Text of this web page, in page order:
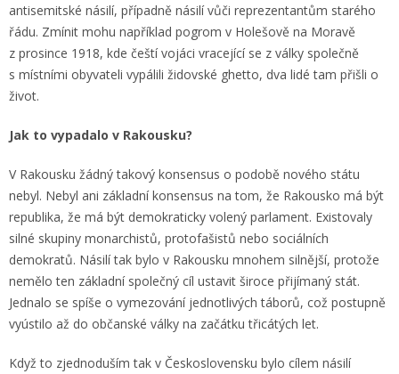
antisemitské násilí, případně násilí vůči reprezentantům starého
řádu. Zmínit mohu například pogrom v Holešově na Moravě
z prosince 1918, kde čeští vojáci vracející se z války společně
s místními obyvateli vypálili židovské ghetto, dva lidé tam přišli o
život.
Jak to vypadalo v Rakousku?
V Rakousku žádný takový konsensus o podobě nového státu
nebyl. Nebyl ani základní konsensus na tom, že Rakousko má být
republika, že má být demokraticky volený parlament. Existovaly
silné skupiny monarchistů, protofašistů nebo sociálních
demokratů. Násilí tak bylo v Rakousku mnohem silnější, protože
nemělo ten základní společný cíl ustavit široce přijímaný stát.
Jednalo se spíše o vymezování jednotlivých táborů, což postupně
vyústilo až do občanské války na začátku třicátých let.
Když to zjednoduším tak v Československu bylo cílem násilí